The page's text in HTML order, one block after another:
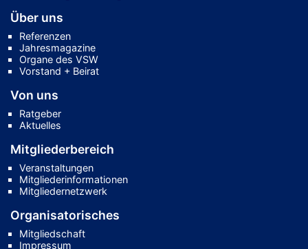
Über uns
Referenzen
Jahresmagazine
Organe des VSW
Vorstand + Beirat
Von uns
Ratgeber
Aktuelles
Mitgliederbereich
Veranstaltungen
Mitgliederinformationen
Mitgliedernetzwerk
Organisatorisches
Mitgliedschaft
Impressum